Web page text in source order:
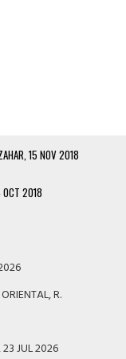
15 NOV 2018
OCT 2018
R.
23 JUL 2026